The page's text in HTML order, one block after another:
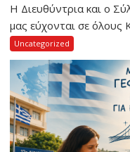
Η Διευθύντρια και ο
μας εύχονται σε όλους
Uncategorized